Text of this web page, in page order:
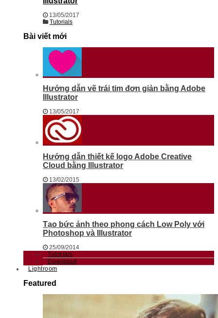
13/05/2017
Tutorials
Bài viết mới
Hướng dẫn vẽ trái tim đơn giản bằng Adobe
Illustrator
13/05/2017
Hướng dẫn thiết kế logo Adobe Creative
Cloud bằng Illustrator
13/02/2015
Tạo bức ảnh theo phong cách Low Poly với
Photoshop và Illustrator
25/09/2014
Tutorials
Download
Lightroom
Featured